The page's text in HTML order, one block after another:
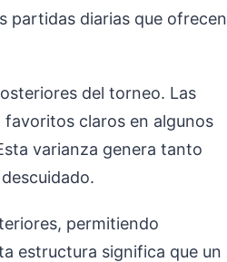
partidas diarias que ofrecen
del torneo. Las
claros en algunos
varianza genera tanto
permitiendo
estructura significa que un